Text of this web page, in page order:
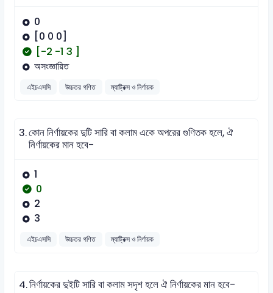
0
[0 0 0]
[-2 -1 3 ]
অসংজ্ঞায়িত
এইচএসসি উচ্চতর গণিত ম্যাট্রিক্স ও নির্ণায়ক
3.কোন নির্ণায়কের দুটি সারি বা কলাম একে অপরের গুণিতক হলে, ঐ
নির্ণায়কের মান হবে-
1
0
2
3
এইচএসসি উচ্চতর গণিত ম্যাট্রিক্স ও নির্ণায়ক
4.নির্ণায়কের দুইটি সারি বা কলাম সদৃশ হলে ঐ নির্ণায়কের মান হবে-